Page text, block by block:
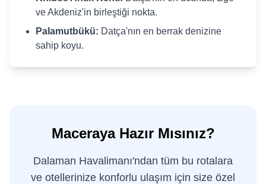
ve Akdeniz'in birleştiği nokta.
Palamutbükü: Datça'nın en berrak denizine
sahip koyu.
Maceraya Hazır Mısınız?
Dalaman Havalimanı'ndan tüm bu rotalara
ve otellerinize konforlu ulaşım için size özel